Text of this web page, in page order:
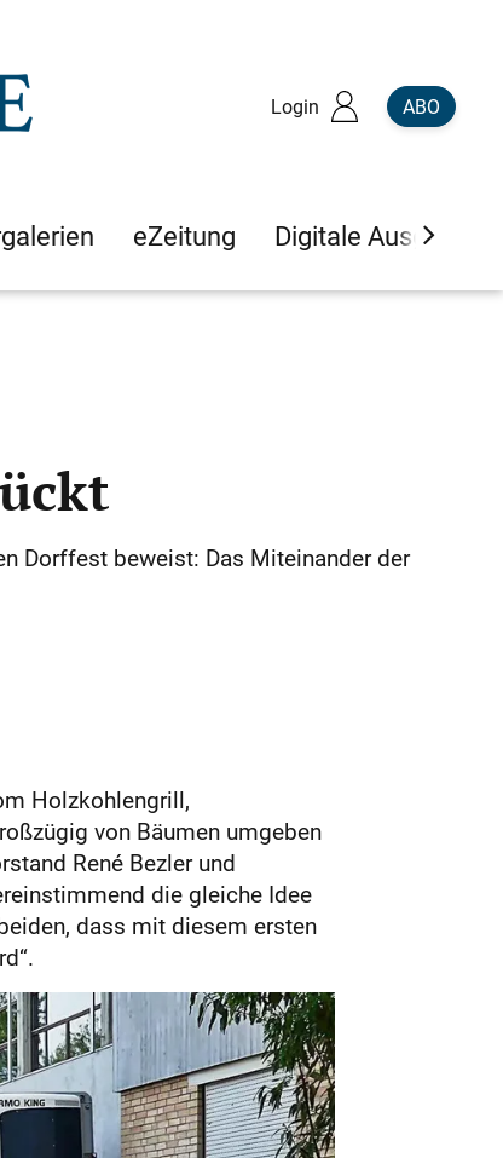
Login ABO
eZeitung Digitale Ausgaben
Dorffest beweist: Das Miteinander der
Holzkohlengrill,
von Bäumen umgeben
René Bezler und
die gleiche Idee
dass mit diesem ersten